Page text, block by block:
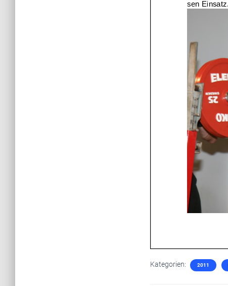
Kategorien: 2011